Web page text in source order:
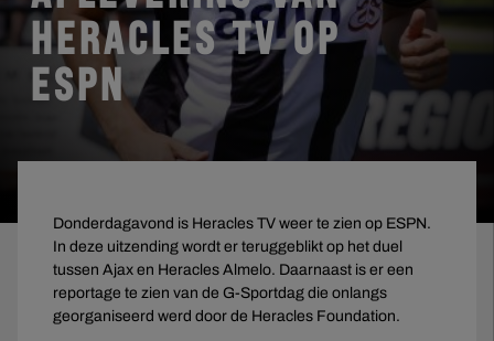
HERACLES TV OP
ESPN
Donderdagavond is Heracles TV weer te zien op ESPN.
In deze uitzending wordt er teruggeblikt op het duel
tussen Ajax en Heracles Almelo. Daarnaast is er een
reportage te zien van de G-Sportdag die onlangs
georganiseerd werd door de Heracles Foundation.